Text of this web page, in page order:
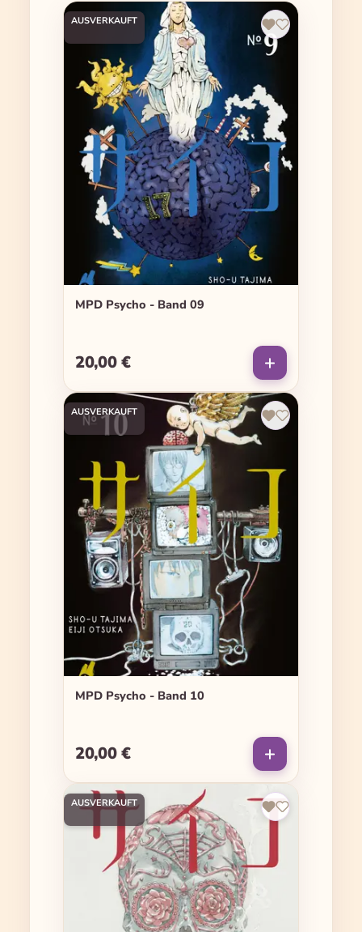
AUSVERKAUFT
MPD Psycho - Band 09
Regulärer Preis:
20,00 €
AUSVERKAUFT
MPD Psycho - Band 10
Regulärer Preis:
20,00 €
AUSVERKAUFT